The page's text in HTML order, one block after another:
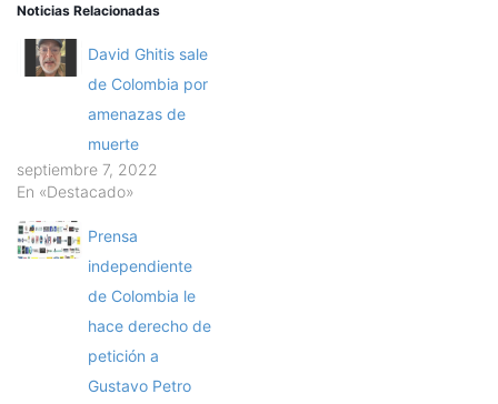
Noticias Relacionadas
David Ghitis sale
de Colombia por
amenazas de
muerte
septiembre 7, 2022
En «Destacado»
Prensa
independiente
de Colombia le
hace derecho de
petición a
Gustavo Petro